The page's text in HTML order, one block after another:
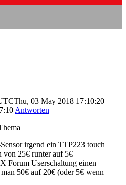
03 May 2018 17:10:20
Antworten
irgend ein TTP223 touch
von 25€ runter auf 5€
Forum Userschaltung einen
50€ auf 20€ (oder 5€ wenn